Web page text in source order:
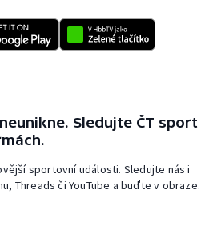
Sledujte ČT sport
sportovní události. Sledujte nás i
Threads či YouTube a buďte v obraze.